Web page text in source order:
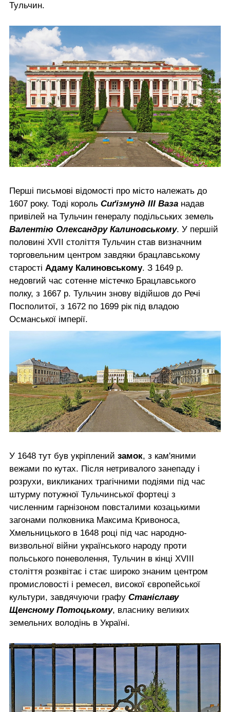
Тульчин.
Перші письмові відомості про місто належать до
1607 року. Тоді король Сиґізмунд ІІІ Ваза надав
привілей на Тульчин генералу подільських земель
Валентію Олександру Калиновському. У першій
половині XVII століття Тульчин став визначним
торговельним центром завдяки брацлавському
старості Адаму Калиновському. З 1649 р.
недовгий час сотенне містечко Брацлавського
полку, з 1667 р. Тульчин знову відійшов до Речі
Посполитої, з 1672 по 1699 рік під владою
Османської імперії.
У 1648 тут був укріплений замок, з кам'яними
вежами по кутах. Після нетривалого занепаду і
розрухи, викликаних трагічними подіями під час
штурму потужної Тульчинської фортеці з
численним гарнізоном повсталими козацькими
загонами полковника Максима Кривоноса,
Хмельницького в 1648 році під час народно-
визвольної війни українського народу проти
польського поневолення, Тульчин в кінці XVIII
століття розквітає і стає широко знаним центром
промисловості і ремесел, високої європейської
культури, завдячуючи графу Станіславу
Щенсному Потоцькому, власнику великих
земельних володінь в Україні.